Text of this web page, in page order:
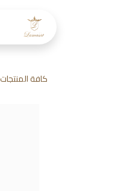
كافة المنتجات